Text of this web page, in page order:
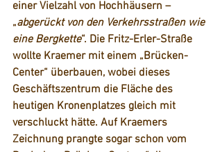
einer Vielzahl von Hochhäusern –
„abgerückt von den Verkehrsstraßen wie
eine Bergkette“. Die Fritz-Erler-Straße
wollte Kraemer mit einem „Brücken-
Center“ überbauen, wobei dieses
Geschäftszentrum die Fläche des
heutigen Kronenplatzes gleich mit
verschluckt hätte. Auf Kraemers
Zeichnung prangte sogar schon vom